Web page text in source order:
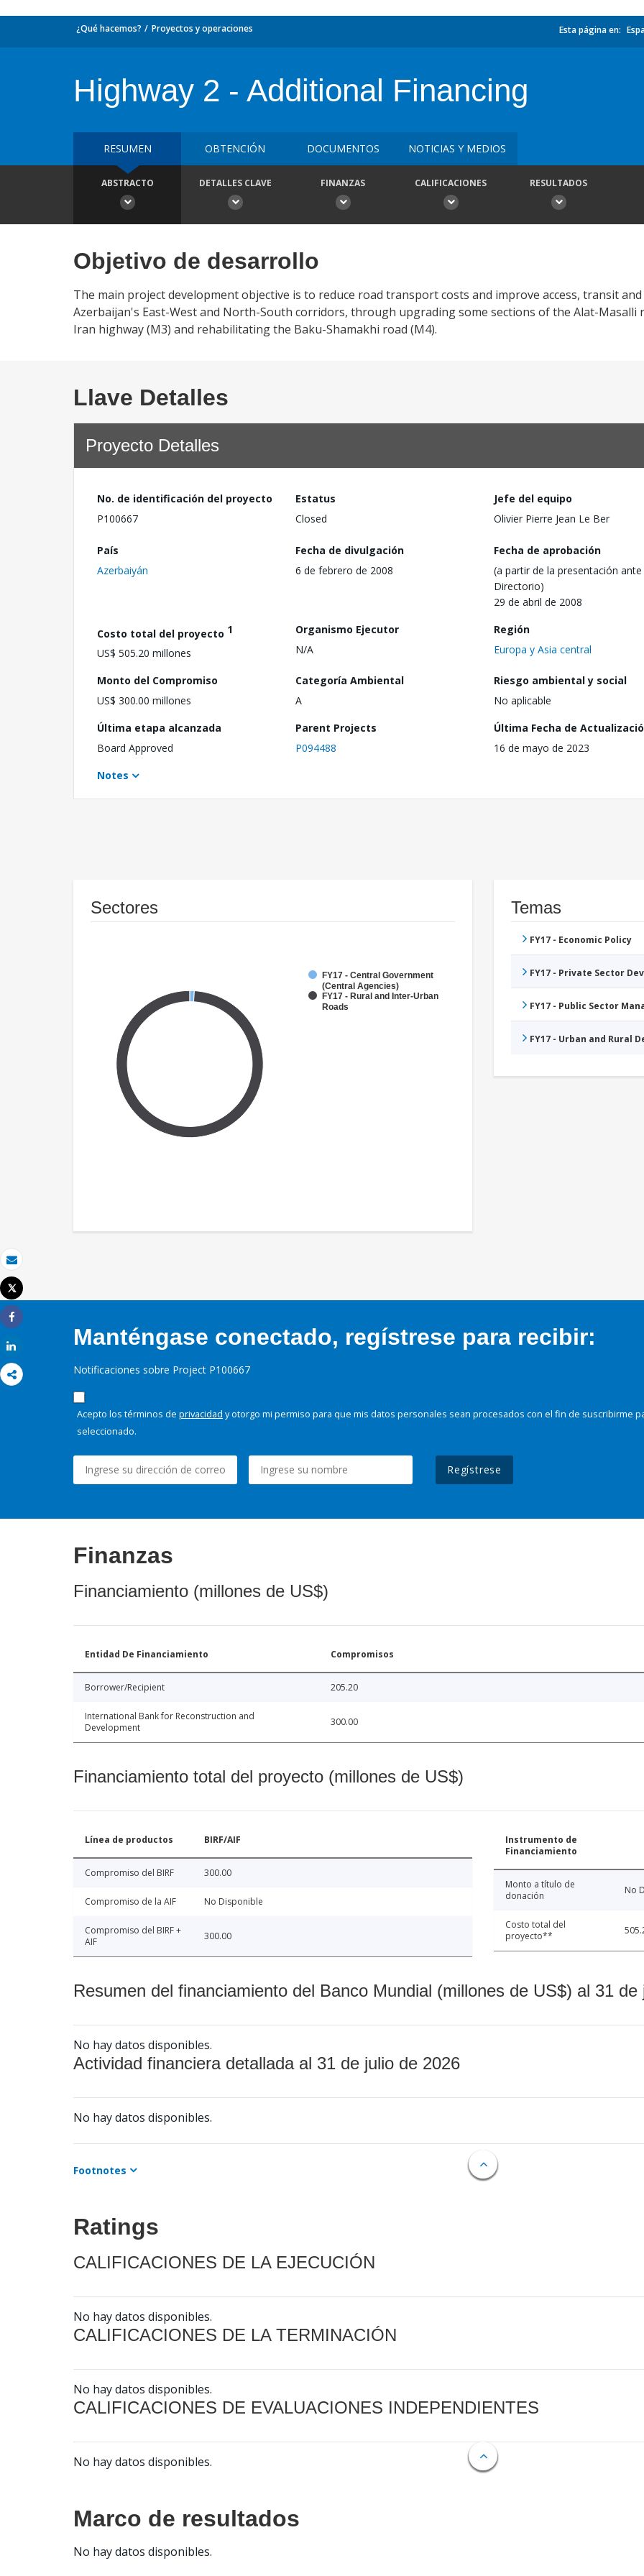
Correo electrónico
Imprimir
Tweet
Share
¿Qué hacemos? Proyectos y operaciones Esta página en:
Highway 2 - Additional Financing
RESUMEN OBTENCIÓN DOCUMENTOS NOTICIAS Y MEDIOS
ABSTRACTO DETALLES CLAVE FINANZAS CALIFICACIONES RESULTADOS
Objetivo de desarrollo
The main project development objective is to reduce road transport costs and improve access, transit
Azerbaijan's East-West and North-South corridors, through upgrading some sections of the Alat-Masalli
Iran highway (M3) and rehabilitating the Baku-Shamakhi road (M4).
Llave Detalles
Proyecto Detalles
No. de identificación del proyecto
P100667
Estatus
Closed
Jefe del equipo
Olivier Pierre Jean Le Ber
País
Azerbaiyán
Fecha de divulgación
6 de febrero de 2008
Fecha de aprobación
(a partir de la presentación ante
Directorio)
29 de abril de 2008
Costo total del proyecto 1
US$ 505.20 millones
Organismo Ejecutor
N/A
Región
Europa y Asia central
Monto del Compromiso
US$ 300.00 millones
Categoría Ambiental
A
Riesgo ambiental y social
No aplicable
Última etapa alcanzada
Board Approved
Parent Projects
P094488
Última Fecha de
16 de mayo de 2023
Notes
Sectores
FY17 - Central Government
(Central Agencies)
FY17 - Rural and Inter-Urban
Roads
Temas
FY17 - Economic Policy
FY17 - Private Sector
FY17 - Public Sector
FY17 - Urban and Rural
Manténgase conectado, regístrese para recibir:
Notificaciones sobre Project P100667
Acepto los términos de privacidad y otorgo mi permiso para que mis datos personales sean procesados con el fin de suscribirme
seleccionado.
Regístrese
Finanzas
Financiamiento (millones de US$)
Entidad De Financiamiento Compromisos
Borrower/Recipient 205.20
International Bank for Reconstruction and
Development
300.00
Financiamiento total del proyecto (millones de US$)
Línea de productos BIRF/AIF
Compromiso del BIRF 300.00
Compromiso de la AIF No Disponible
Compromiso del BIRF +
AIF
300.00
Instrumento de
Financiamiento
Monto a título de
donación
No
Costo total del
proyecto**
Resumen del financiamiento del Banco Mundial (millones de US$) al 31 de
No hay datos disponibles.
Actividad financiera detallada al 31 de julio de 2026
No hay datos disponibles.
Footnotes
Ratings
CALIFICACIONES DE LA EJECUCIÓN
No hay datos disponibles.
CALIFICACIONES DE LA TERMINACIÓN
No hay datos disponibles.
CALIFICACIONES DE EVALUACIONES INDEPENDIENTES
No hay datos disponibles.
Marco de resultados
No hay datos disponibles.